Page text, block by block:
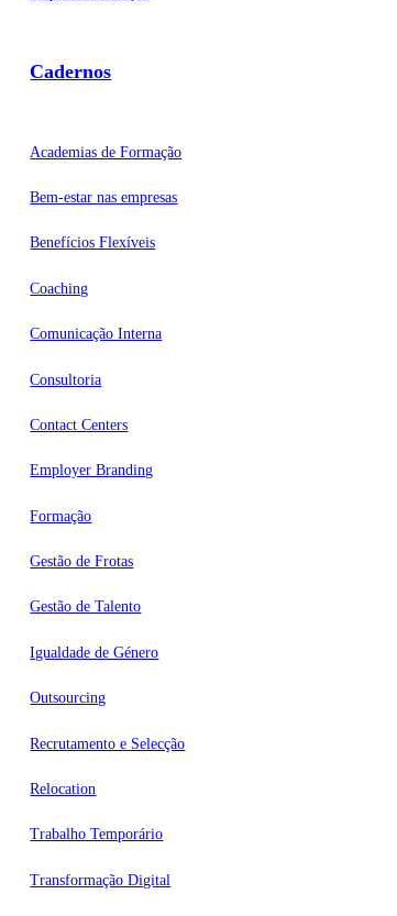
Cadernos
Academias de Formação
Bem-estar nas empresas
Benefícios Flexíveis
Coaching
Comunicação Interna
Consultoria
Contact Centers
Employer Branding
Formação
Gestão de Frotas
Gestão de Talento
Igualdade de Género
Outsourcing
Recrutamento e Selecção
Relocation
Trabalho Temporário
Transformação Digital